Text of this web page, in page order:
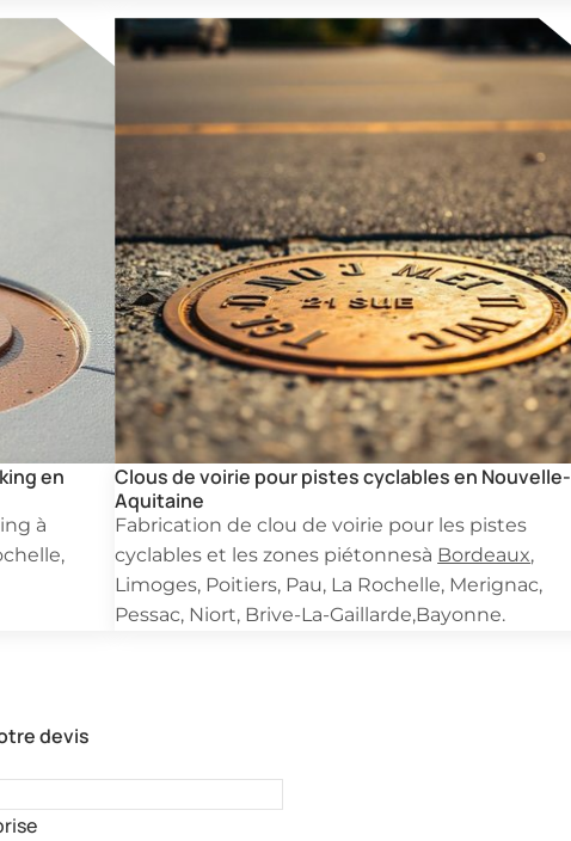
en
à
Clous de voirie pour pistes cyclables en Nouvelle-
Aquitaine
Fabrication de clou de voirie pour les pistes
cyclables et les zones piétonnesàBordeaux,
Limoges, Poitiers, Pau, La Rochelle, Merignac,
Pessac, Niort, Brive-La-Gaillarde,Bayonne.
devis